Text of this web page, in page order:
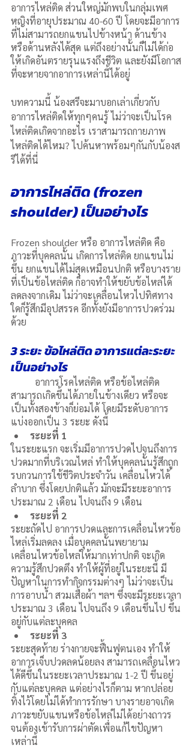
อาการไหล่ติด ส่วนใหญ่มักพบในกลุ่มเพศ
หญิงที่อายุประมาณ 40-60 ปี โดยจะมีอาการ
ที่ไม่สามารถยกแขนไปข้างหน้า ด้านข้าง
หรือด้านหลังได้สุด แต่ถึงอย่างนั้นก็ไม่ได้ก่อ
ให้เกิดอันตรายรุนแรงถึงชีวิต และยังมีโอกาส
ที่จะหายจากอาการเหล่านี้ได้อยู่
บทความนี้ น้องสรีจะมาบอกเล่าเกี่ยวกับ
อาการไหล่ติดให้ทุกๆคนรู้ ไม่ว่าจะเป็นโรค
ไหล่ติดเกิดจากอะไร เราสามารถกายภาพ
ไหล่ติดได้ไหม? ไปค้นหาพร้อมๆกันกับน้องส
รีได้ที่นี่
อาการไหล่ติด (frozen
Frozen shoulder หรือ อาการไหล่ติด คือ
ภาวะที่บุคคลนั้น เกิดการไหล่ติด ยกแขนไม่
ขึ้น ยกแขนได้ไม่สุดเหมือนปกติ หรือบางราย
ที่เป็นข้อไหล่ติด ก็อาจทำให้ขยับข้อไหล่ได้
ลดลงจากเดิม ไม่ว่าจะเคลื่อนไหวไปทิศทาง
ใดก็รู้สึกมีอุปสรรค อีกทั้งยังมีอาการปวดร่วม
ด้วย
3 ระยะ ข้อไหล่ติด อาการแต่ละระยะ
เป็นอย่างไร
สามารถเกิดขึ้นได้ภายในข้างเดียว หรือจะ
เป็นทั้งสองข้างก็ย่อมได้ โดยมีระดับอาการ
แบ่งออกเป็น 3 ระยะ ดังนี้
ระยะที่ 1
ในระยะแรก จะเริ่มมีอาการปวดไปจนถึงการ
ปวดมากที่บริเวณไหล่ ทำให้บุคคลนั้นรู้สึกถูก
รบกวนการใช้ชีวิตประจำวัน เคลื่อนไหวได้
ลำบาก ซึ่งโดยปกติแล้ว มักจะมีระยะอาการ
ประมาณ 2 เดือน ไปจนถึง 9 เดือน
ระยะที่ 2
ระยะถัดไป อาการปวดและการเคลื่อนไหวข้อ
ไหล่เริ่มลดลง เมื่อบุคคลนั้นพยายาม
เคลื่อนไหวข้อไหล่ให้มากเท่าปกติ จะเกิด
ความรู้สึกปวดตึง ทำให้ผู้ที่อยู่ในระยะนี้ มี
ปัญหาในการทำกิจกรรมต่างๆ ไม่ว่าจะเป็น
การอาบน้ำ สวมเสื้อผ้า ฯลฯ ซึ่งจะมีระยะเวลา
ประมาณ 3 เดือน ไปจนถึง 9 เดือนขึ้นไป ขึ้น
อยู่กับแต่ละบุคคล
ระยะที่ 3
ระยะสุดท้าย ร่างกายจะฟื้นฟูตนเอง ทำให้
อาการเจ็บปวดลดน้อยลง สามารถเคลื่อนไหว
ได้ดีขึ้นในระยะเวลาประมาณ 1-2 ปี ขึ้นอยู่
กับแต่ละบุคคล แต่อย่างไรก็ตาม หากปล่อย
ทิ้งไว้โดยไม่ได้ทำการรักษา บางรายอาจเกิด
ภาวะขยับแขนหรือข้อไหล่ไม่ได้อย่างถาวร
จนต้องเข้ารับการผ่าตัดเพื่อแก้ไขปัญหา
เหล่านี้